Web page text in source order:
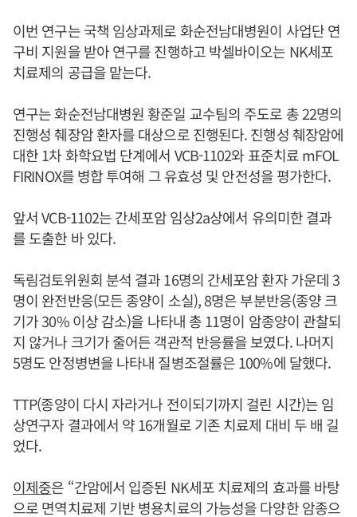
이번 연구는 국책 임상과제로 화순전남대병원이 사업단 연
구비 지원을 받아 연구를 진행하고 박셀바이오는 NK세포
치료제의 공급을 맡는다.
연구는 화순전남대병원 황준일 교수팀의 주도로 총 22명의
진행성 췌장암 환자를 대상으로 진행된다. 진행성 췌장암에
대한 1차 화학요법 단계에서 VCB-1102와 표준치료 mFOL
FIRINOX를 병합 투여해 그 유효성 및 안전성을 평가한다.
앞서 VCB-1102는 간세포암 임상2a상에서 유의미한 결과
를 도출한 바 있다.
독림검토위원회 분석 결과 16명의 간세포암 환자 가운데 3
명이 완전반응(모든 종양이 소실), 8명은 부분반응(종양 크
기가 30% 이상 감소)을 나타내 총 11명이 암종양이 관찰되
지 않거나 크기가 줄어든 객관적 반응률을 보였다. 나머지
5명도 안정병변을 나타내 질병조절률은 100%에 달했다.
TTP(종양이 다시 자라거나 전이되기까지 걸린 시간)는 임
상연구자 결과에서 약 16개월로 기존 치료제 대비 두 배 길
었다.
이제중은 “간암에서 입증된 NK세포 치료제의 효과를 바탕
으로 면역치료제 기반 병용치료의 가능성을 다양한 암종으